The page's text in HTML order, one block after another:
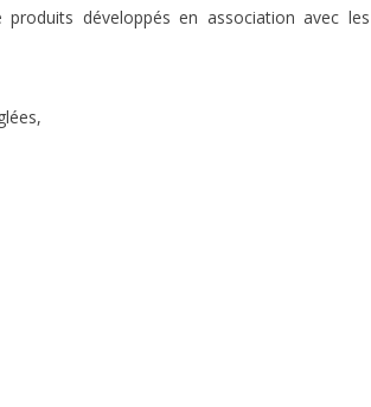
développés en association avec les